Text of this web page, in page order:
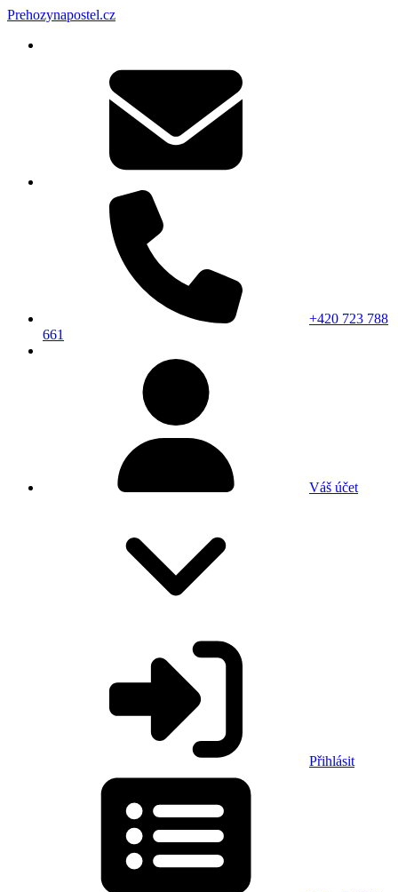
Prehozynapostel.cz
+420 723 788
661
Váš účet
Přihlásit